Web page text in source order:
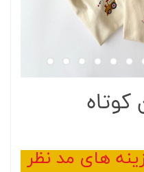
کوتاه
های مد نظر